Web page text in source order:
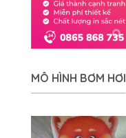
MÔ HÌNH BƠM HƠI